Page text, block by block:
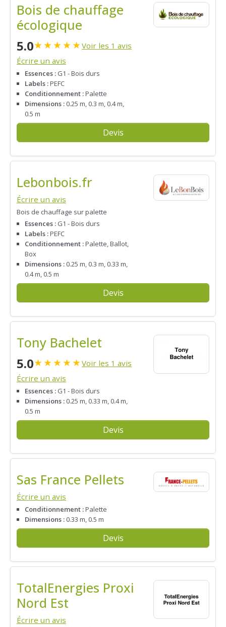
Bois de chauffage
écologique
5.0★★★★★Voir les 1 avis
Écrire un avis
Essences : G1 - Bois durs
Labels :PEFC
Conditionnement :Palette
Dimensions : 0.25 m, 0.3 m, 0.4 m,
0.5 m
Devis
Lebonbois.fr
Écrire un avis
Bois de chauffage sur palette
Essences : G1 - Bois durs
Labels :PEFC
Conditionnement :Palette, Ballot,
Box
Dimensions : 0.25 m, 0.3 m, 0.33 m,
0.4 m, 0.5 m
Devis
Tony Bachelet
5.0★★★★★Voir les 1 avis
Écrire un avis
Essences : G1 - Bois durs
Dimensions : 0.25 m, 0.33 m, 0.4 m,
0.5 m
Devis
Sas France Pellets
Écrire un avis
Conditionnement :Palette
Dimensions : 0.33 m, 0.5 m
Devis
TotalEnergies Proxi
Nord Est
Écrire un avis